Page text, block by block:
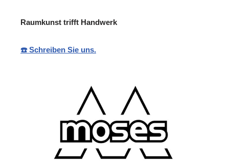
Raumkunst trifft Handwerk
☎️ Schreiben Sie uns.